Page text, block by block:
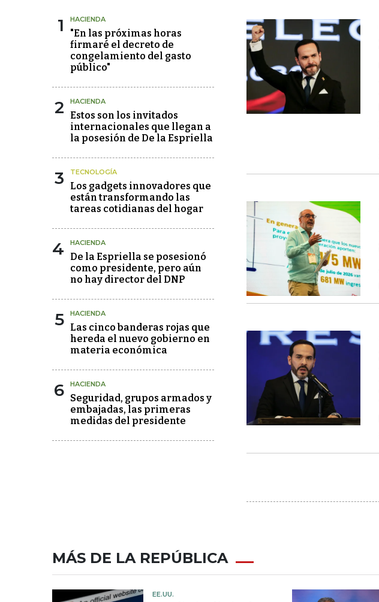
1 HACIENDA
"En las próximas horas
firmaré el decreto de
congelamiento del gasto
público"
2 HACIENDA
Estos son los invitados
internacionales que llegan a
la posesión de De la Espriella
3 TECNOLOGÍA
Los gadgets innovadores que
están transformando las
tareas cotidianas del hogar
4 HACIENDA
De la Espriella se posesionó
como presidente, pero aún
no hay director del DNP
5 HACIENDA
Las cinco banderas rojas que
hereda el nuevo gobierno en
materia económica
6 HACIENDA
Seguridad, grupos armados y
embajadas, las primeras
medidas del presidente
MÁS DE LA REPÚBLICA
EE.UU.